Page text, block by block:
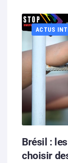
Boutique
Partenaires
Hébergement
ACTUS
Brésil :
choisir